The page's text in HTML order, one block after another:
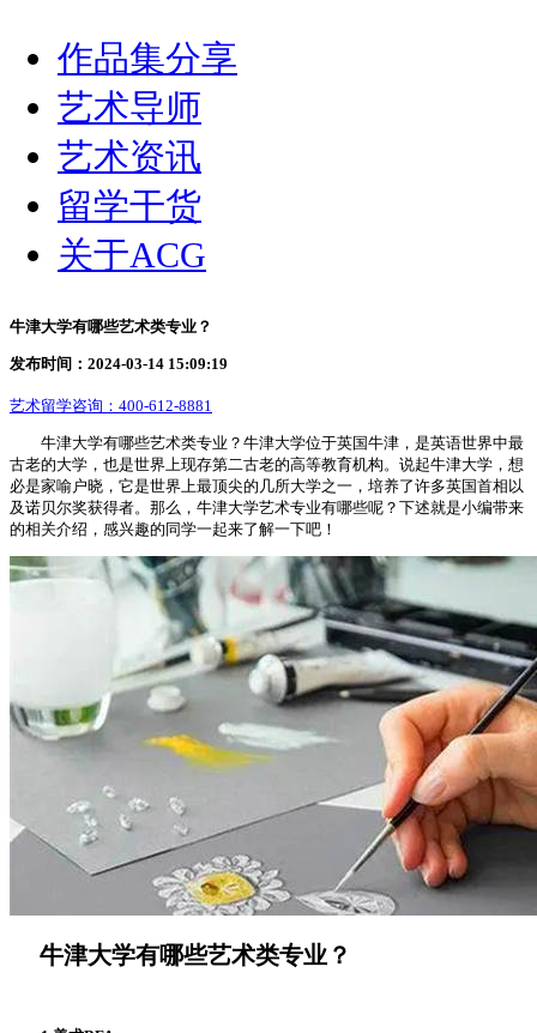
作品集分享
艺术导师
艺术资讯
留学干货
关于ACG
牛津大学有哪些艺术类专业？
发布时间：2024-03-14 15:09:19
艺术留学咨询： 400-612-8881
牛津大学有哪些艺术类专业？牛津大学位于英国牛津，是英语世界中最
古老的大学，也是世界上现存第二古老的高等教育机构。说起牛津大学，想
必是家喻户晓，它是世界上最顶尖的几所大学之一，培养了许多英国首相以
及诺贝尔奖获得者。那么，牛津大学艺术专业有哪些呢？下述就是小编带来
的相关介绍，感兴趣的同学一起来了解一下吧！
牛津大学有哪些艺术类专业？